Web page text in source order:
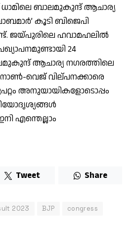
ബാലമുകുന്ദ് ആചാര്യ
കൂടി ബിജെപി
ജയ്പുരിലെ ഹവാമഹലില്‍
24
ആചാര്യ നഗരത്തിലെ
നോണ്‍-വെജ് വില്പനക്കാരെ
അനുയായികളോടൊപ്പം
എന്തെല്ലാം
Tweet Share
2023 BJP
congress